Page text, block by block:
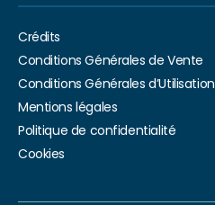
Crédits
Conditions Générales de Vente
Conditions Générales d’Utilisation
Mentions légales
Politique de confidentialité
Cookies